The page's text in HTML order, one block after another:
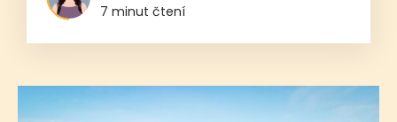
7 minut čtení